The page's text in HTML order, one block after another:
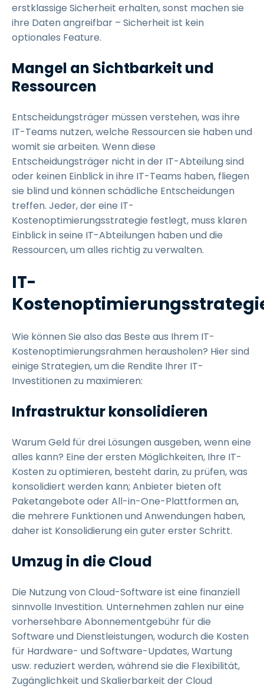
erstklassige Sicherheit erhalten, sonst machen sie
ihre Daten angreifbar – Sicherheit ist kein
optionales Feature.
Mangel an Sichtbarkeit und
Ressourcen
Entscheidungsträger müssen verstehen, was ihre
IT-Teams nutzen, welche Ressourcen sie haben und
womit sie arbeiten. Wenn diese
Entscheidungsträger nicht in der IT-Abteilung sind
oder keinen Einblick in ihre IT-Teams haben, fliegen
sie blind und können schädliche Entscheidungen
treffen. Jeder, der eine IT-
Kostenoptimierungsstrategie festlegt, muss klaren
Einblick in seine IT-Abteilungen haben und die
Ressourcen, um alles richtig zu verwalten.
IT-
Wie können Sie also das Beste aus Ihrem IT-
Kostenoptimierungsrahmen herausholen? Hier sind
einige Strategien, um die Rendite Ihrer IT-
Investitionen zu maximieren:
Infrastruktur konsolidieren
Warum Geld für drei Lösungen ausgeben, wenn eine
alles kann? Eine der ersten Möglichkeiten, Ihre IT-
Kosten zu optimieren, besteht darin, zu prüfen, was
konsolidiert werden kann; Anbieter bieten oft
Paketangebote oder All-in-One-Plattformen an,
die mehrere Funktionen und Anwendungen haben,
daher ist Konsolidierung ein guter erster Schritt.
Umzug in die Cloud
Die Nutzung von Cloud-Software ist eine finanziell
sinnvolle Investition. Unternehmen zahlen nur eine
vorhersehbare Abonnementgebühr für die
Software und Dienstleistungen, wodurch die Kosten
für Hardware- und Software-Updates, Wartung
usw. reduziert werden, während sie die Flexibilität,
Zugänglichkeit und Skalierbarkeit der Cloud